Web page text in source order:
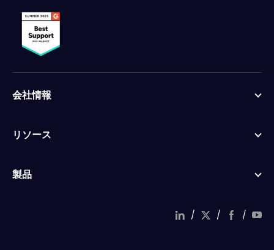
会社情報
リソース
製品
/ / /